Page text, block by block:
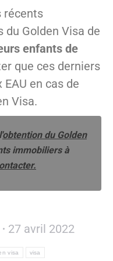
récents
Golden Visa de
enfants de
que ces derniers
en cas de
Visa.
obtention du Golden
immobiliers à
27 avril 2022
visa visa